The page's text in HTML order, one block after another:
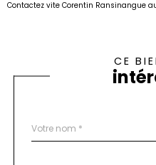
Contactez vite Corentin Ransinangue
CE
par
*